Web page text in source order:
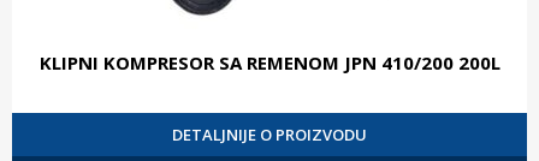
KLIPNI KOMPRESOR SA REMENOM JPN 410/200 200L
DETALJNIJE O PROIZVODU